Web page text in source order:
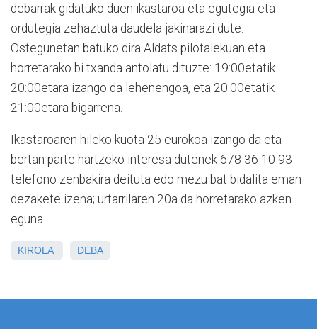
debarrak gidatuko duen ikastaroa eta egutegia eta
ordutegia zehaztuta daudela jakinarazi dute.
Ostegunetan batuko dira Aldats pilotalekuan eta
horretarako bi txanda antolatu dituzte: 19:00etatik
20:00etara izango da lehenengoa, eta 20:00etatik
21:00etara bigarrena.
Ikastaroaren hileko kuota 25 eurokoa izango da eta
bertan parte hartzeko interesa dutenek 678 36 10 93
telefono zenbakira deituta edo mezu bat bidalita eman
dezakete izena; urtarrilaren 20a da horretarako azken
eguna.
KIROLA DEBA